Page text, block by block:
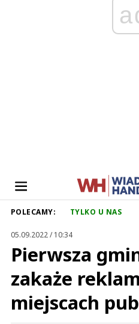
POLECAMY: TYLKO U NAS
05.09.2022 / 10:34
Pierwsza
zakaże
miejscach